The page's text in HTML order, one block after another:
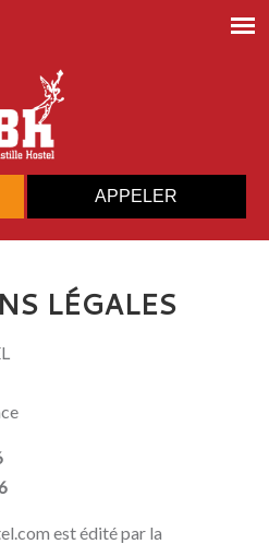
APPELER
LÉGALES
est édité par la